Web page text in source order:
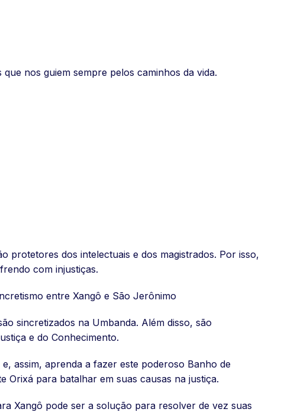
nos guiem sempre pelos caminhos da vida.
protetores dos intelectuais e dos magistrados. Por isso,
com injustiças.
entre Xangô e São Jerônimo
sincretizados na Umbanda. Além disso, são
e do Conhecimento.
assim, aprenda a fazer este poderoso Banho de
Orixá para batalhar em suas causas na justiça.
Xangô pode ser a solução para resolver de vez suas